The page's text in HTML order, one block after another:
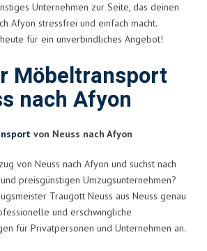
Unternehmen zur Seite, das deinen
Afyon stressfrei und einfach macht.
für ein unverbindliches Angebot!
Möbeltransport
nach Afyon
von Neuss nach Afyon
von Neuss nach Afyon und suchst nach
preisgünstigen Umzugsunternehmen?
Traugott Neuss aus Neuss genau
und erschwingliche
für Privatpersonen und Unternehmen an.